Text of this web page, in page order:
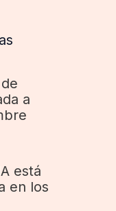
a
está
en los